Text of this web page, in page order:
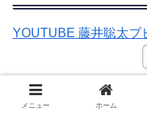
YOUTUBE 藤井聡太ブ
メニュー ホーム